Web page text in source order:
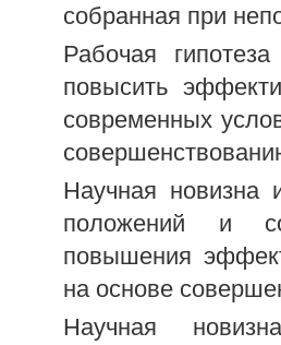
собранная при
Рабочая
повысить
современных
Научная новизна
положений и
повышения
на основе
Научная